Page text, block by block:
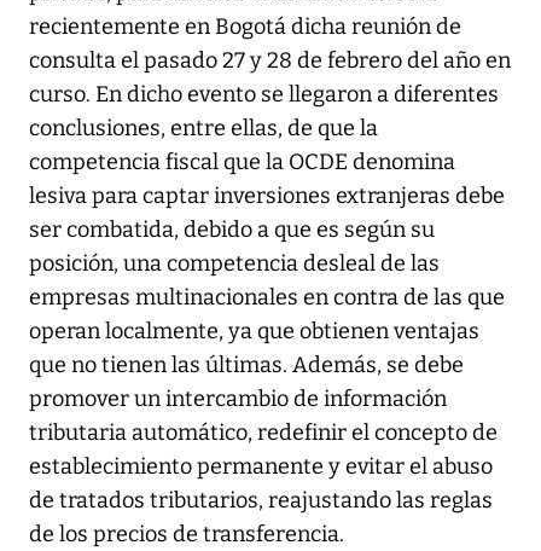
recientemente en Bogotá dicha reunión de
consulta el pasado 27 y 28 de febrero del año en
curso. En dicho evento se llegaron a diferentes
conclusiones, entre ellas, de que la
competencia fiscal que la OCDE denomina
lesiva para captar inversiones extranjeras debe
ser combatida, debido a que es según su
posición, una competencia desleal de las
empresas multinacionales en contra de las que
operan localmente, ya que obtienen ventajas
que no tienen las últimas. Además, se debe
promover un intercambio de información
tributaria automático, redefinir el concepto de
establecimiento permanente y evitar el abuso
de tratados tributarios, reajustando las reglas
de los precios de transferencia.